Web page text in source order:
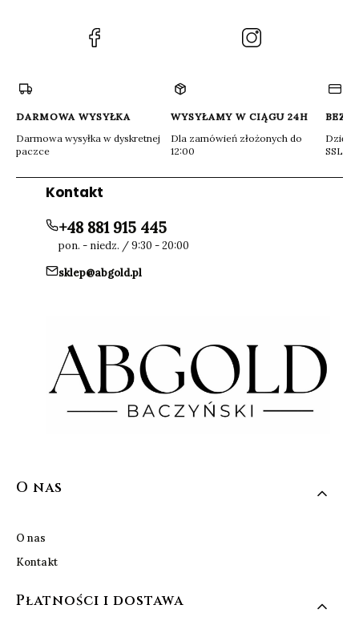
(Otwiera
DARMOWA WYSYŁKA
Darmowa wysyłka w dyskretnej
paczce
WYSYŁAMY W CIĄGU 24H
Dla zamówień złożonych do
12:00
Dzięki
SSL
Kontakt
+48 881 915 445
pon. - niedz. / 9:30 - 20:00
sklep@abgold.pl
Linki w stopce
O nas
O nas
Kontakt
Płatności i dostawa